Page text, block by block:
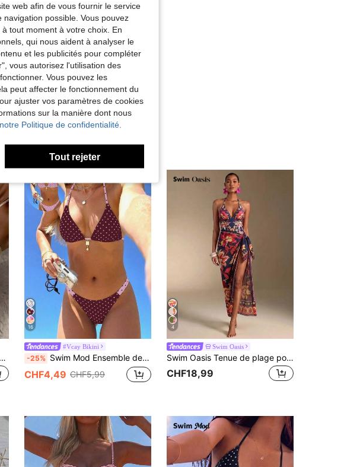
Bonvoyette 1 pièce Maillot de bain une pièce asymétrique décoré de perles et de feuille d'or texturée, sexy pour femmes, printemps/été
16
#Vcay Bikini
-25% Swim Mod Ensemble de bikini réversible à nœud papillon, imprimé de pois contrastés, mode vacances bord de mer, doux et mignon pour femmes
CHF4,49 CHF5,99
4
Swim Oasis
Swim Oasis Tenue de plage pour femmes en une pièce avec imprimé floral placé rose et vert de cocotier sud-américain, premium
CHF18,99
web afin de vous fournir le service
possible. Vous pouvez
tout moment à votre choix. En
qui nous aident à analyser le
et les publicités pour compléter
vous autorisez l'utilisation des
Vous pouvez les
peut affecter le fonctionnement du
ajuster vos paramètres de cookies
sur la manière dont nous
Politique de confidentialité.
Tout rejeter